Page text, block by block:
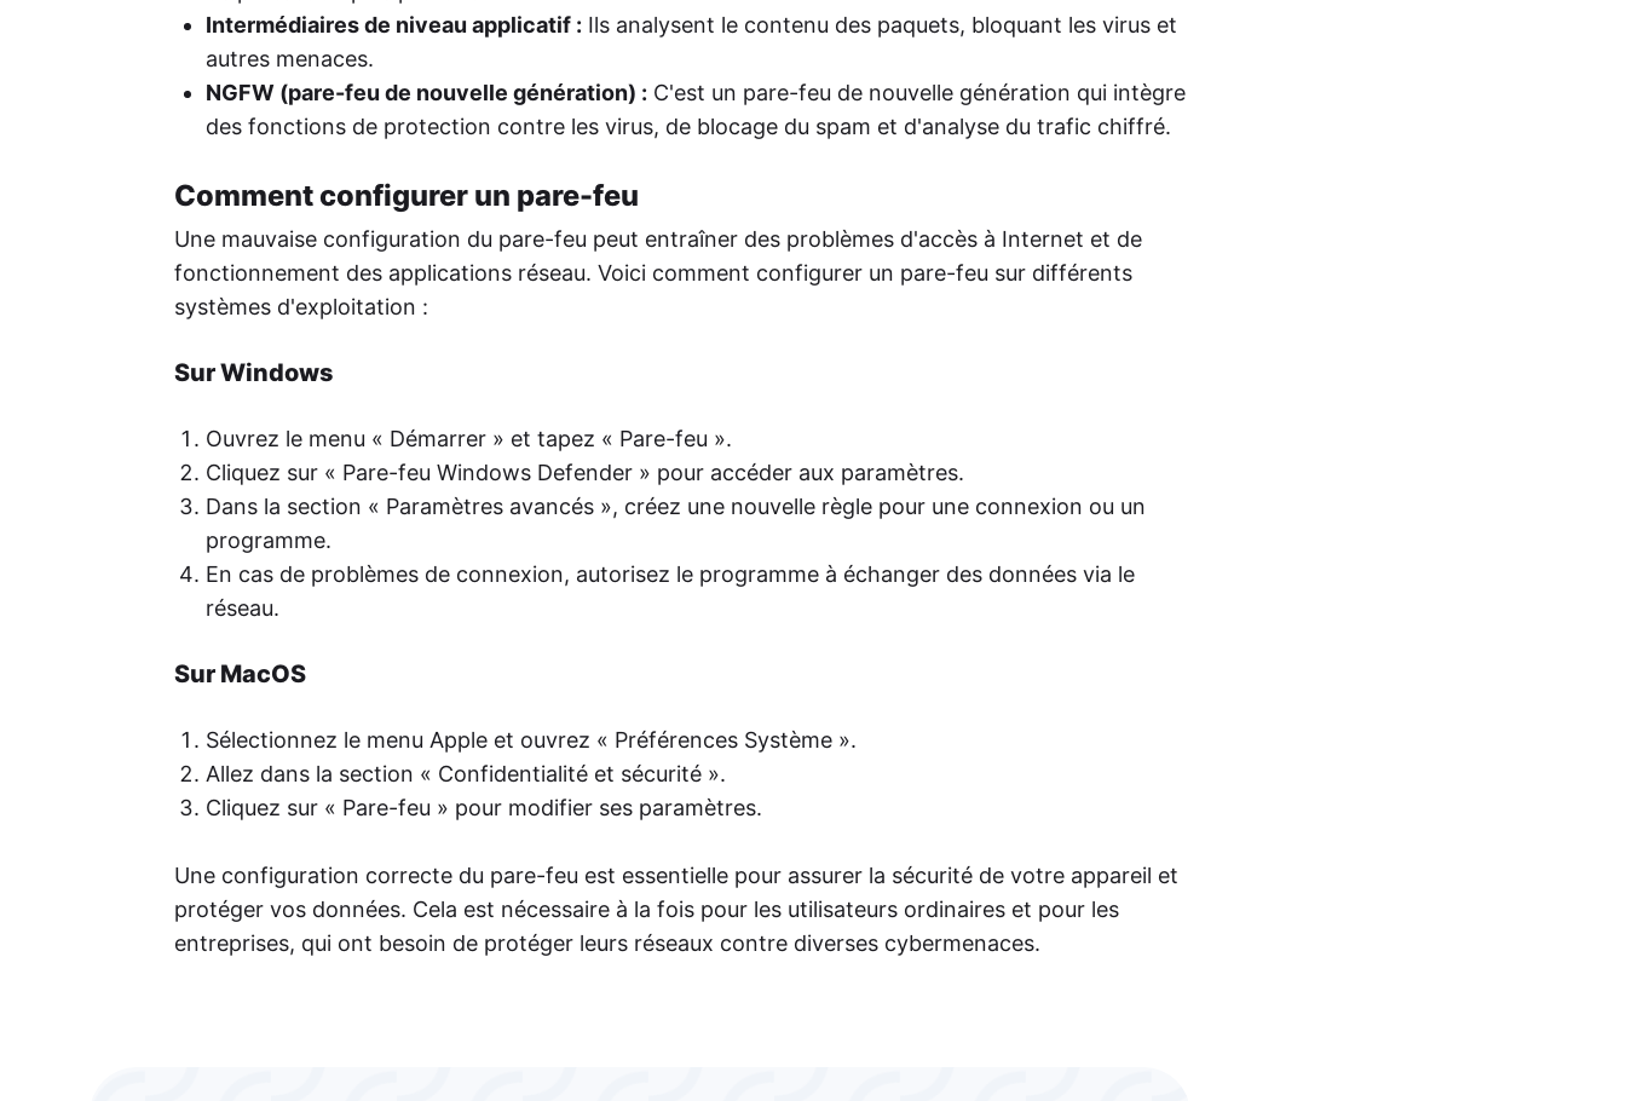
Intermédiaires de niveau applicatif : Ils analysent le contenu des paquets, bloquant les virus et
autres menaces.
NGFW (pare-feu de nouvelle génération) : C'est un pare-feu de nouvelle génération qui intègre
des fonctions de protection contre les virus, de blocage du spam et d'analyse du trafic chiffré.
Comment configurer un pare-feu
Une mauvaise configuration du pare-feu peut entraîner des problèmes d'accès à Internet et de
fonctionnement des applications réseau. Voici comment configurer un pare-feu sur différents
systèmes d'exploitation :
Sur Windows
Ouvrez le menu « Démarrer » et tapez « Pare-feu ».
Cliquez sur « Pare-feu Windows Defender » pour accéder aux paramètres.
Dans la section « Paramètres avancés », créez une nouvelle règle pour une connexion ou un
programme.
En cas de problèmes de connexion, autorisez le programme à échanger des données via le
réseau.
Sur MacOS
Sélectionnez le menu Apple et ouvrez « Préférences Système ».
Allez dans la section « Confidentialité et sécurité ».
Cliquez sur « Pare-feu » pour modifier ses paramètres.
Une configuration correcte du pare-feu est essentielle pour assurer la sécurité de votre appareil et
protéger vos données. Cela est nécessaire à la fois pour les utilisateurs ordinaires et pour les
entreprises, qui ont besoin de protéger leurs réseaux contre diverses cybermenaces.